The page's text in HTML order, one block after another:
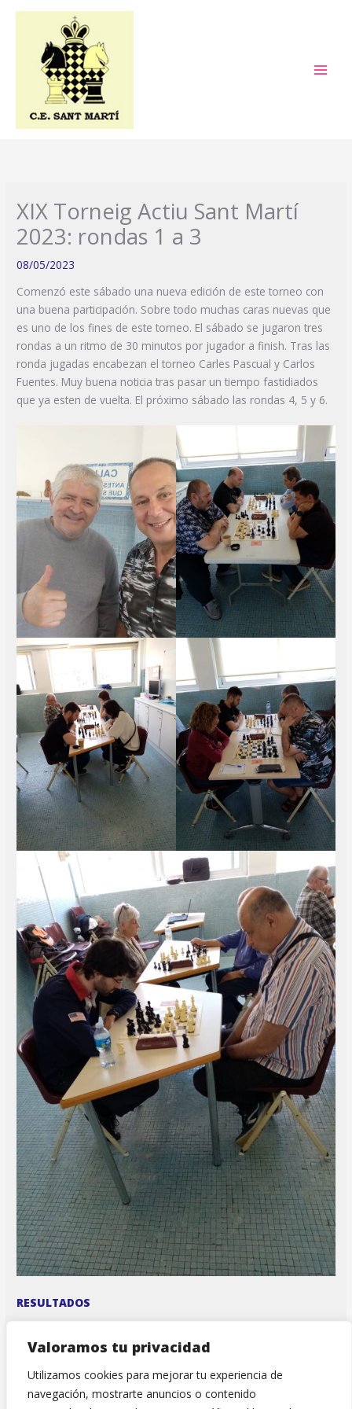
Valoramos tu privacidad
Utilizamos cookies para mejorar tu experiencia de
navegación, mostrarte anuncios o contenido
contenido
XIX Torneig Actiu Sant Martí
2023: rondas 1 a 3
08/05/2023
Comenzó este sábado una nueva edición de este torneo con
una buena participación. Sobre todo muchas caras nuevas que
es uno de los fines de este torneo. El sábado se jugaron tres
rondas a un ritmo de 30 minutos por jugador a finish. Tras las
ronda jugadas encabezan el torneo Carles Pascual y Carlos
Fuentes. Muy buena noticia tras pasar un tiempo fastidiados
que ya esten de vuelta. El próximo sábado las rondas 4, 5 y 6.
RESULTADOS
Entrada anterior